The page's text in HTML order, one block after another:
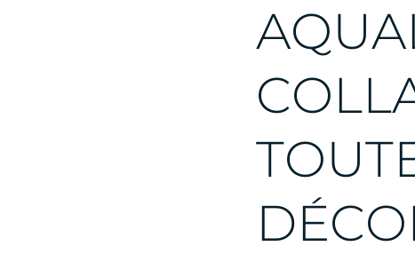
DISTRIBUTEURS D’EAU
FONTAINES À EAU
FILTRE À EAU
AQUA
COLL
TOUT
DÉCO